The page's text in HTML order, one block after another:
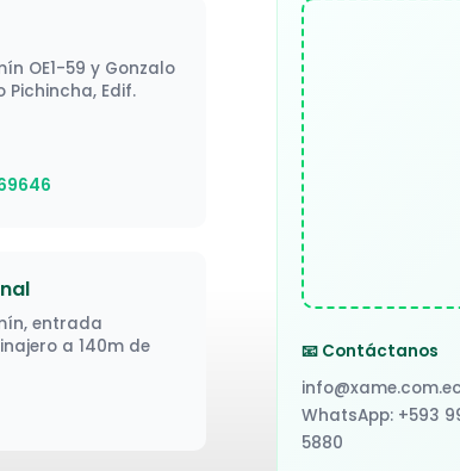
OE1-59 y Gonzalo
Pichincha, Edif.
entrada
a 140m de
📧 Contáctanos
info@xame.com.ec
WhatsApp: +593
5880